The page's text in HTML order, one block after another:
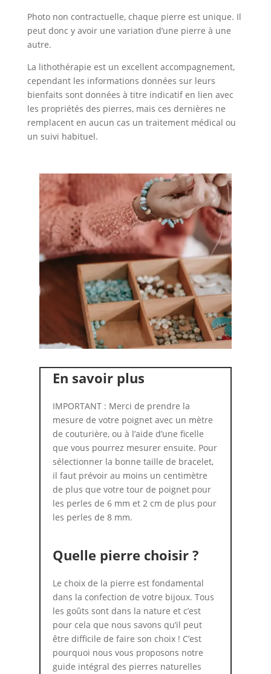
Photo non contractuelle, chaque pierre est unique. Il
peut donc y avoir une variation d’une pierre à une
autre.
La lithothérapie est un excellent accompagnement,
cependant les informations données sur leurs
bienfaits sont données à titre indicatif en lien avec
les propriétés des pierres, mais ces dernières ne
remplacent en aucun cas un traitement médical ou
un suivi habituel.
En savoir plus
IMPORTANT : Merci de prendre la
mesure de votre poignet avec un mètre
de couturière, ou à l’aide d’une ficelle
que vous pourrez mesurer ensuite. Pour
sélectionner la bonne taille de bracelet,
il faut prévoir au moins un centimètre
de plus que votre tour de poignet pour
les perles de 6 mm et 2 cm de plus pour
les perles de 8 mm.
Quelle pierre choisir ?
Le choix de la pierre est fondamental
dans la confection de votre bijoux. Tous
les goûts sont dans la nature et c’est
pour cela que nous savons qu’il peut
être difficile de faire son choix ! C’est
pourquoi nous vous proposons notre
guide intégral des pierres naturelles